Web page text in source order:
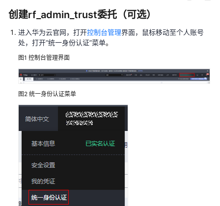
下
载
加
速
全
加
高
可
创建rf_admin_trust委托（可选）
进入华为云官网，打开控制台管理界面，鼠标移动至个人账号
处，打开“统一身份认证”菜单。
图1 控制台管理界面
图2 统一身份认证菜单